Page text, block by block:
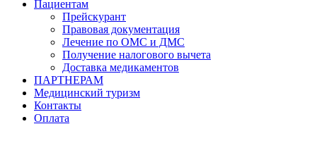
Пациентам
Прейскурант
Правовая документация
Лечение по ОМС и ДМС
Получение налогового вычета
Доставка медикаментов
ПАРТНЕРАМ
Медицинский туризм
Контакты
Оплата